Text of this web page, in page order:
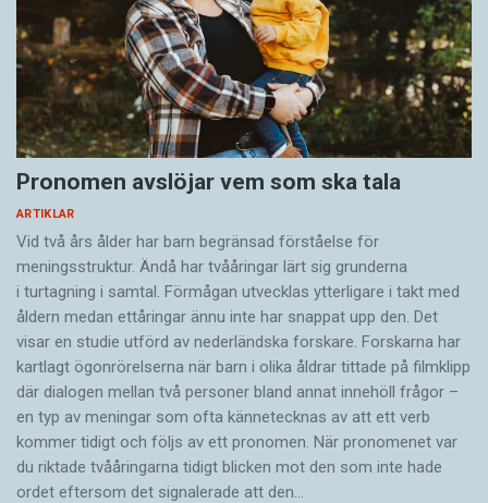
Pronomen avslöjar vem som ska tala
ARTIKLAR
Vid två års ålder har barn begränsad förståelse för
meningsstruktur. Ändå har tvååringar lärt sig grunderna
i turtagning i samtal. Förmågan utvecklas ytterligare i takt med
åldern medan ettåringar ännu inte har snappat upp den. Det
visar en studie utförd av nederländska forskare. Forskarna har
kartlagt ögonrörelserna när barn i olika åldrar tittade på filmklipp
där dialogen mellan två personer bland annat innehöll frågor –
en typ av meningar som ofta kännetecknas av att ett verb
kommer tidigt och följs av ett pronomen. När pronomenet var
du riktade tvååringarna tidigt blicken mot den som inte hade
ordet eftersom det ­signalerade att den…